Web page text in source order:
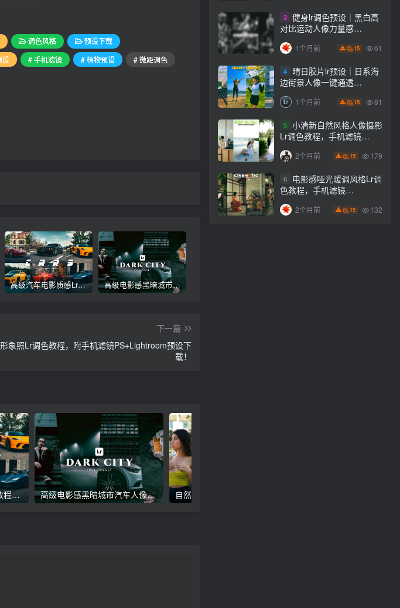
调色风格
预设下载
设 # 手机滤镜 # 植物预设 # 微距调色
高级汽车电影质感Lr调色教程，手机滤镜PS+Lightroom预设下载！ 高级电影感黑暗城市汽车人像Lr调色，附手机滤镜PS+Lightroom预设下载！
下一篇
象照Lr调色教程，附手机滤镜PS+Lightroom预设下
载！
高级汽车电影质感Lr调色教程，手机滤镜PS+Lightroom预设下载！ 高级电影感黑暗城市汽车人像Lr调色，附手机滤镜PS+Lightroom预设下载！
3 健身lr调色预设｜黑白高
对比运动人像力量感
Lightroom下载lr预设风格
1个月前 15 61
4
晴日胶片lr预设｜日系海
边街景人像一键通透
Lightroom下载lr调色风格
1个月前 15 81
5 小清新自然风格人像摄影
Lr调色教程，手机滤镜
PS+Lightroom预设下载！
2个月前 15 179
6
电影感哑光暖调风格Lr调
色教程，手机滤镜
PS+Lightroom预设下载！
2个月前 15 132